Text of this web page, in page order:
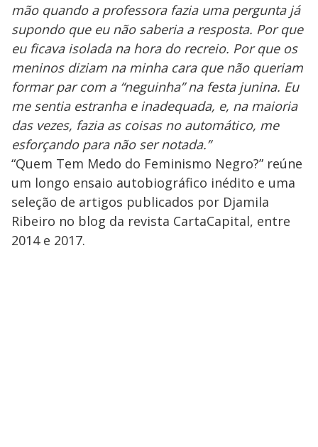
mão quando a professora fazia uma pergunta já
supondo que eu não saberia a resposta. Por que
eu ficava isolada na hora do recreio. Por que os
meninos diziam na minha cara que não queriam
formar par com a “neguinha” na festa junina. Eu
me sentia estranha e inadequada, e, na maioria
das vezes, fazia as coisas no automático, me
esforçando para não ser notada.”
“Quem Tem Medo do Feminismo Negro?” reúne
um longo ensaio autobiográfico inédito e uma
seleção de artigos publicados por Djamila
Ribeiro no blog da revista CartaCapital, entre
2014 e 2017.